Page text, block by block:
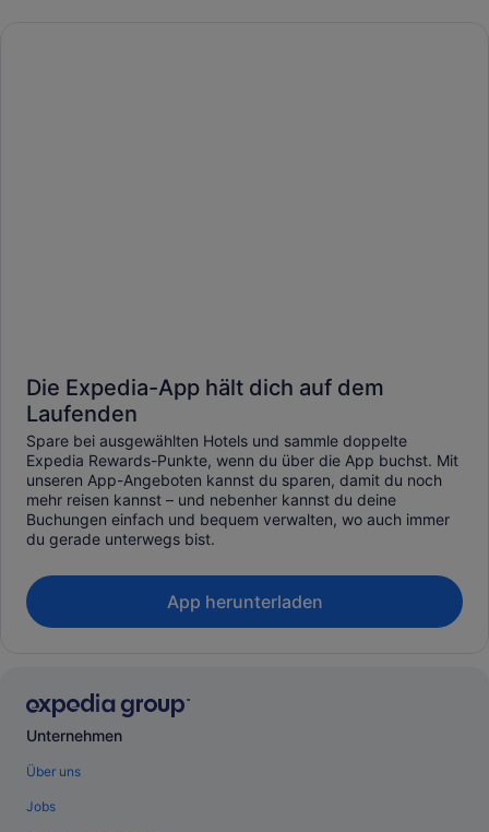
Die Expedia-App hält dich auf dem
Laufenden
Spare bei ausgewählten Hotels und sammle doppelte
Expedia Rewards-Punkte, wenn du über die App buchst. Mit
unseren App-Angeboten kannst du sparen, damit du noch
mehr reisen kannst – und nebenher kannst du deine
Buchungen einfach und bequem verwalten, wo auch immer
du gerade unterwegs bist.
App herunterladen
Unternehmen
Über uns
Jobs